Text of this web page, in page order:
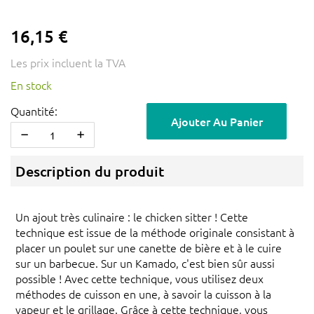
16,15 €
Les prix incluent la TVA
En stock
Quantité:
Ajouter Au Panier
Description du produit
Un ajout très culinaire : le chicken sitter ! Cette
technique est issue de la méthode originale consistant à
placer un poulet sur une canette de bière et à le cuire
sur un barbecue. Sur un Kamado, c'est bien sûr aussi
possible ! Avec cette technique, vous utilisez deux
méthodes de cuisson en une, à savoir la cuisson à la
vapeur et le grillage. Grâce à cette technique, vous